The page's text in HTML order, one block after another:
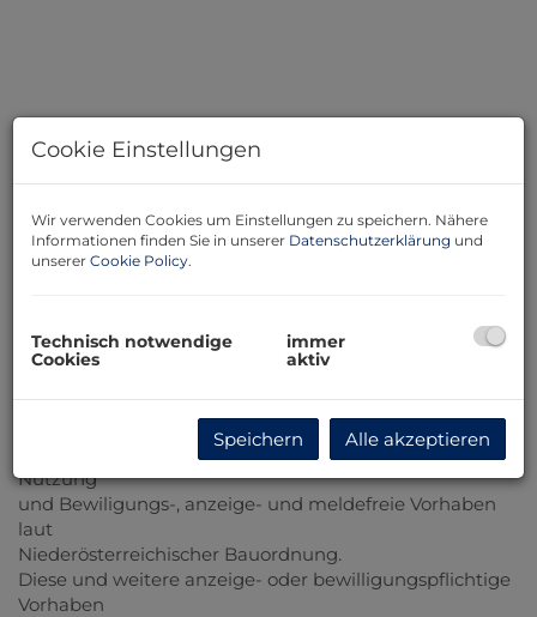
Beschreibung
Mietpreis nach Vereinbarung mit der Eigentümerin.
Erlaubte Nutzung im Rahmen von gärtnerischer
Nutzung
und Bewiligungs-, anzeige- und meldefreie Vorhaben
laut
Niederösterreichischer Bauordnung.
Diese und weitere anzeige- oder bewilligungspflichtige
Vorhaben
Cookie Einstellungen
Wir verwenden Cookies um Einstellungen zu speichern. Nähere
Informationen finden Sie in unserer Datenschutzerklärung und
unserer Cookie Policy.
Technisch notwendige
Cookies
immer
aktiv
Speichern Alle akzeptieren